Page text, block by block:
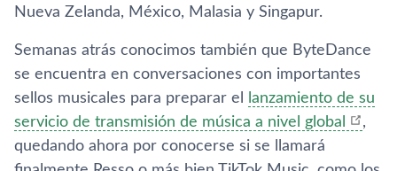
Nueva Zelanda, México, Malasia y Singapur.
Semanas atrás conocimos también que ByteDance
se encuentra en conversaciones con importantes
sellos musicales para preparar el
lanzamiento de su
servicio de transmisión de música a nivel global
,
quedando ahora por conocerse si se llamará